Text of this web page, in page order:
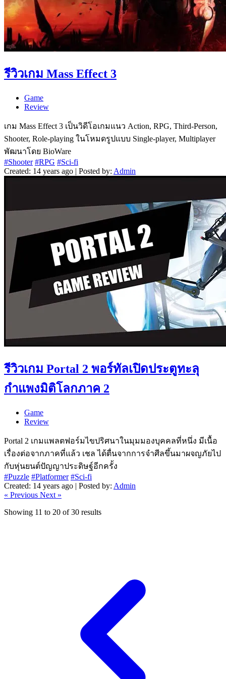
รีวิวเกม Mass Effect 3
Game
Review
เกม Mass Effect 3 เป็นวิดีโอเกมแนว Action, RPG, Third-Person,
Shooter, Role-playing ในโหมดรูปแบบ Single-player, Multiplayer
พัฒนาโดย BioWare
#Shooter #RPG #Sci-fi
Created: 14 years ago | Posted by: Admin
รีวิวเกม Portal 2 พอร์ทัลเปิดประตูทะลุ
กำแพงมิติโลกภาค 2
Game
Review
Portal 2 เกมแพลตฟอร์มไขปริศนาในมุมมองบุคคลที่หนึ่ง มีเนื้อ
เรื่องต่อจากภาคที่แล้ว เชล ได้ตื่นจากการจำศีลขึ้นมาผจญภัยไป
กับหุ่นยนต์ปัญญาประดิษฐ์อีกครั้ง
#Puzzle #Platformer #Sci-fi
Created: 14 years ago | Posted by: Admin
« Previous Next »
Showing 11 to 20 of30 results